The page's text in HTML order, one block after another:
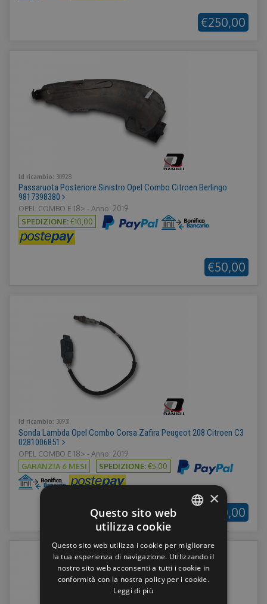
€250,00
Id ricambio: 30928
Passaruota Posteriore Sinistro Opel Combo Citroen Berlingo
9817398380
OPEL COMBO E 18> - Anno: 2019
SPEDIZIONE:€10,00
€50,00
Id ricambio: 30931
Sonda Lambda Opel Combo Corsa Zafira Peugeot 208 Citroen C3
0281006851
OPEL COMBO E 18> - Anno: 2019
GARANZIA 6 MESI
SPEDIZIONE:€5,00
€50,00
ENGLISH
GERMAN
×
Questo sito web
utilizza cookie
Questo sito web utilizza i cookie per migliorare
la tua esperienza di navigazione. Utilizzando il
nostro sito web acconsenti a tutti i cookie in
conformità con la nostra policy per i cookie.
Leggi di più